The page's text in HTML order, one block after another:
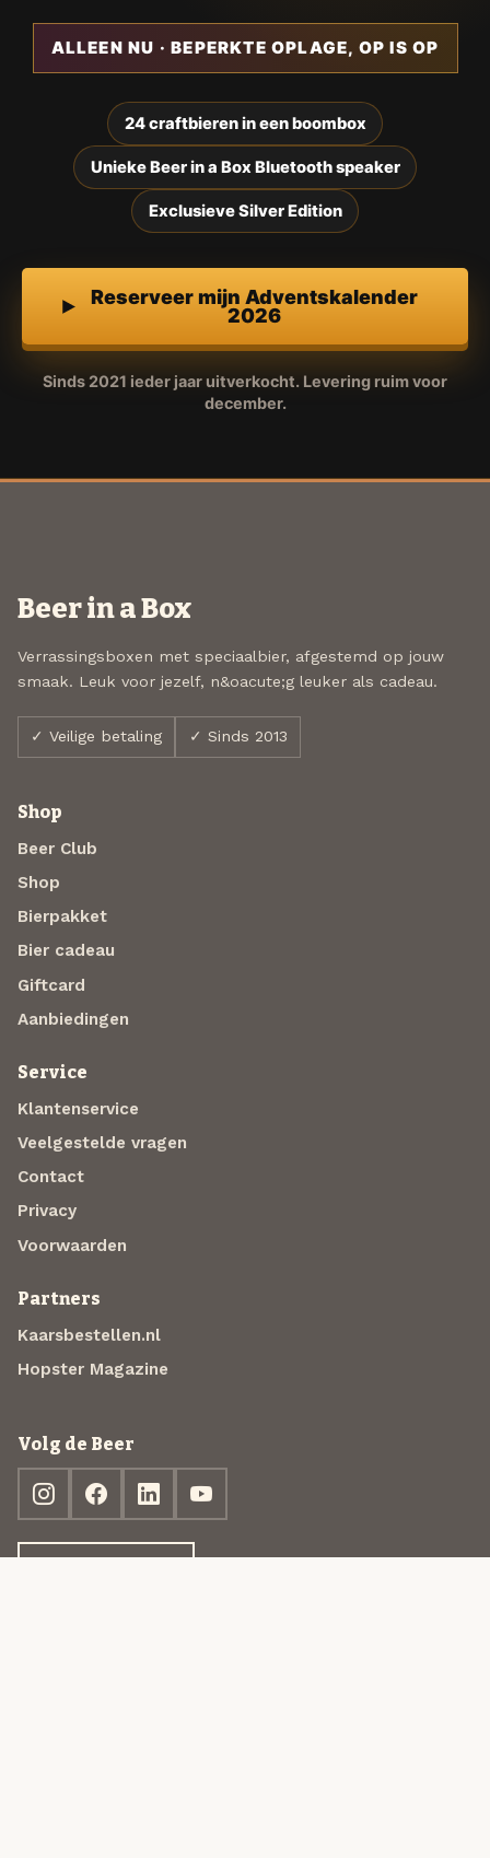
ALLEEN NU · BEPERKTE OPLAGE, OP IS OP
24 craftbieren in een boombox
Unieke Beer in a Box Bluetooth speaker
Exclusieve Silver Edition
Reserveer mijn Adventskalender
2026
Sinds 2021 ieder jaar uitverkocht. Levering ruim voor
december.
Beer in a Box
Verrassingsboxen met speciaalbier, afgestemd op jouw
smaak. Leuk voor jezelf, n&oacute;g leuker als cadeau.
✓ Veilige betaling ✓ Sinds 2013
Shop
Beer Club
Shop
Bierpakket
Bier cadeau
Giftcard
Aanbiedingen
Service
Klantenservice
Veelgestelde vragen
Contact
Privacy
Voorwaarden
Partners
Kaarsbestellen.nl
Hopster Magazine
Volg de Beer